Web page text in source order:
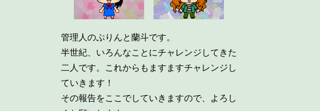
管理人のぷりんと蘭斗です。
半世紀、いろんなことにチャレンジしてきた
二人です。これからもますますチャレンジし
ていきます！
その報告をここでしていきますので、よろし